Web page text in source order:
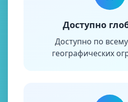
Доступно
Доступно по
географических